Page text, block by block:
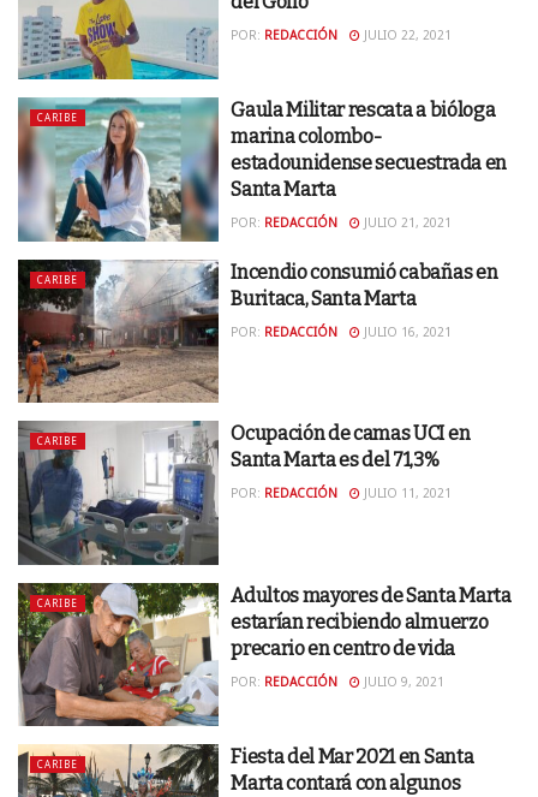
POR: REDACCIÓN JULIO 22, 2021
CARIBE
Gaula Militar rescata a bióloga
marina colombo-
estadounidense secuestrada en
Santa Marta
POR: REDACCIÓN JULIO 21, 2021
CARIBE
Incendio consumió cabañas en
Buritaca, Santa Marta
POR: REDACCIÓN JULIO 16, 2021
CARIBE
Ocupación de camas UCI en
Santa Marta es del 71,3%
POR: REDACCIÓN JULIO 11, 2021
CARIBE
Adultos mayores de Santa Marta
estarían recibiendo almuerzo
precario en centro de vida
POR: REDACCIÓN JULIO 9, 2021
CARIBE
Fiesta del Mar 2021 en Santa
Marta contará con algunos